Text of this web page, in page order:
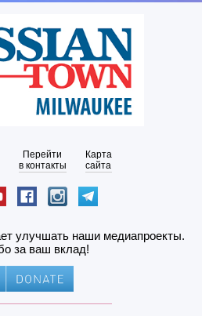
Перейти
в контакты
Карта
сайта
улучшать наши медиапроекты.
за ваш вклад!